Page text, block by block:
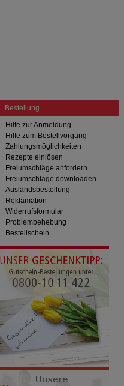
Bestellung
Hilfe zur Anmeldung
Hilfe zum Bestellvorgang
Zahlungsmöglichkeiten
Rezepte einlösen
Freiumschläge anfordern
Freiumschläge downloaden
Auslandsbestellung
Reklamation
Widerrufsformular
Problembehebung
Bestellschein